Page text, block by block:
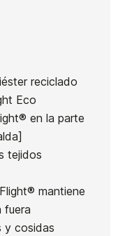
reciclado
Eco
en la parte
tejidos
mantiene
fuera
y cosidas